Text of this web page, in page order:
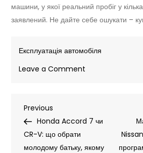
машини, у якої реальний пробіг у
заявлений. Не дайте себе ошукати –
Експлуатація автомобіля
Leave a Comment
влаштована
обману
Навігація
записів
Previous
Post
Previous
Honda Accord 7 чи
CR-V: що обрати
молодому батьку, якому